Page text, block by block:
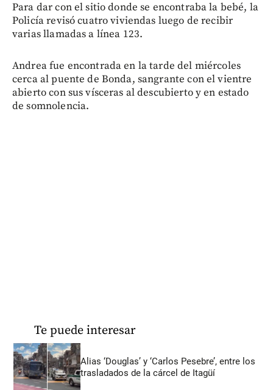
Para dar con el sitio donde se encontraba la bebé, la
Policía revisó cuatro viviendas luego de recibir
varias llamadas a línea 123.
Andrea fue encontrada en la tarde del miércoles
cerca al puente de Bonda, sangrante con el vientre
abierto con sus vísceras al descubierto y en estado
de somnolencia.
Te puede interesar
Alias ‘Douglas’ y ‘Carlos Pesebre’, entre los
trasladados de la cárcel de Itagüí